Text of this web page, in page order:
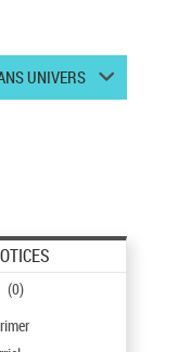
UNIVERS
(0)